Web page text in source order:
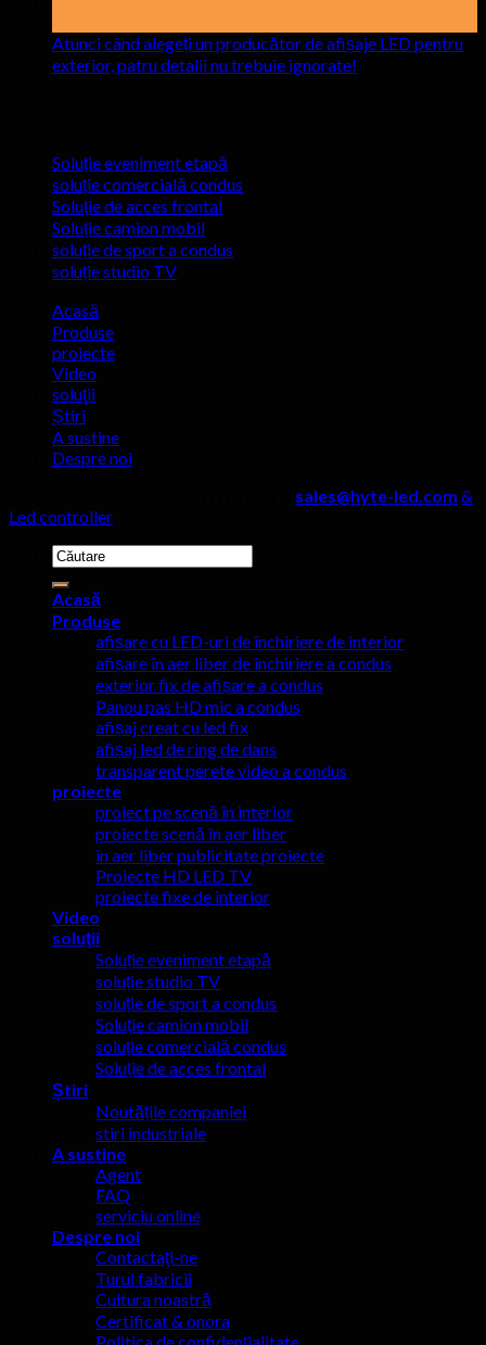
când
închiriați
Avantajele
șocante
Atunci când alegeți un producător de afișaje LED pentru
exterior, patru detalii nu trebuie ignorate!
un
producător
de
afișaje
LED
pentru
patru
detalii
nu
Soluție eveniment etapă
soluție comercială condus
Soluție de acces frontal
Soluție camion mobil
soluție de sport a condus
soluție studio TV
Acasă
Produse
proiecte
Video
soluţii
Știri
A sustine
Despre noi
sales@hyte-led.com &
Led controller
Caută:
Acasă
Produse
afișare cu LED-uri de închiriere de interior
afișare în aer liber de închiriere a condus
exterior fix de afișare a condus
Panou pas HD mic a condus
afișaj creat cu led fix
afișaj led de ring de dans
transparent perete video a condus
proiecte
proiect pe scenă în interior
proiecte scenă în aer liber
în aer liber publicitate proiecte
Proiecte HD LED TV
proiecte fixe de interior
Video
soluţii
Soluție eveniment etapă
soluție studio TV
soluție de sport a condus
Soluție camion mobil
soluție comercială condus
Soluție de acces frontal
Știri
Noutățile companiei
stiri industriale
A sustine
Agent
FAQ
serviciu online
Despre noi
Contactaţi-ne
Turul fabricii
Cultura noastră
Certificat & onora